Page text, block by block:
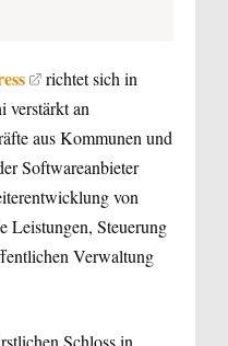
richtet sich in
verstärkt an
aus Kommunen und
Softwareanbieter
von
Leistungen, Steuerung
Verwaltung
Schloss in